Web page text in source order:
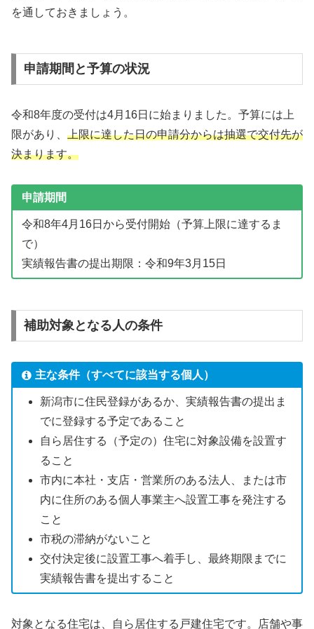
を通しておきましょう。
申請期間と予算の状況
令和8年度の受付は4月16日に始まりました。予算には上
限があり、 上限に達した日の申請分からは抽選で交付先が
決まります。
申請期間
令和8年4月16日から受付開始（予算上限に達するま
で）
実績報告書の提出期限：令和9年3月15日
補助対象となる人の条件
主な条件（すべてに該当する個人）
新潟市に住民登録があるか、実績報告書の提出ま
でに登録する予定であること
自ら居住する（予定の）住宅に対象設備を設置す
ること
市内に本社・支店・営業所のある法人、または市
内に住所のある個人事業主へ設置工事を発注する
こと
市税の滞納がないこと
交付決定後に設置工事へ着手し、最終期限までに
実績報告書を提出すること
対象となる住宅は、自ら居住する戸建住宅です。店舗や事